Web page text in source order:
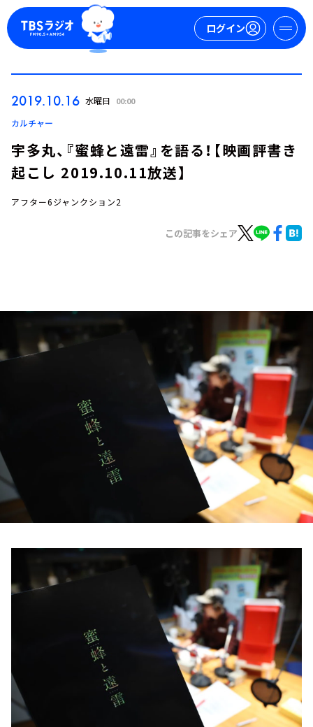
ログイン
イベント・グッズ
YouTube
2019.10.16 水曜日 00:00
カルチャー
宇多丸、『蜜蜂と遠雷』を語る！【映画評書き
起こし 2019.10.11放送】
アフター6ジャンクション2
この記事をシェア